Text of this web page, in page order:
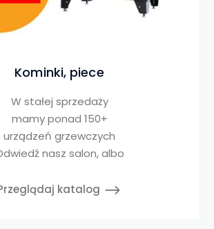
Kominki, piece
W stałej sprzedaży
mamy ponad 150+
urządzeń grzewczych
nasz salon, albo
katalog